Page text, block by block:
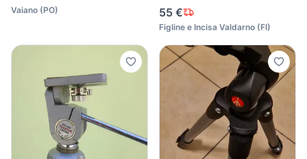
Vaiano (PO) 55 €
Figline e Incisa Valdarno (FI)